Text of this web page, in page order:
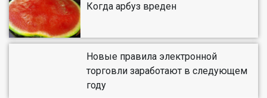
Когда арбуз вреден
Новые правила электронной
торговли заработают в следующем
году